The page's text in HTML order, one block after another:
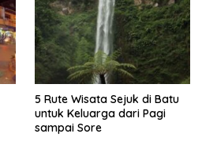
5 Rute Wisata Sejuk di Batu
untuk Keluarga dari Pagi
sampai Sore